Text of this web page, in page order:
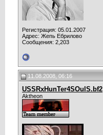
Регистрация: 05.01.2007
Адрес: Жепь Ебрилово
Сообщения: 2,203
11.08.2008, 06:16
USSRxHunTer4SOulS.bf2
Aktheon